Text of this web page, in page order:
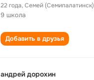
22 года,Семей (Семипалатинск)
9 школа
Добавить в друзья
андрей дорохин